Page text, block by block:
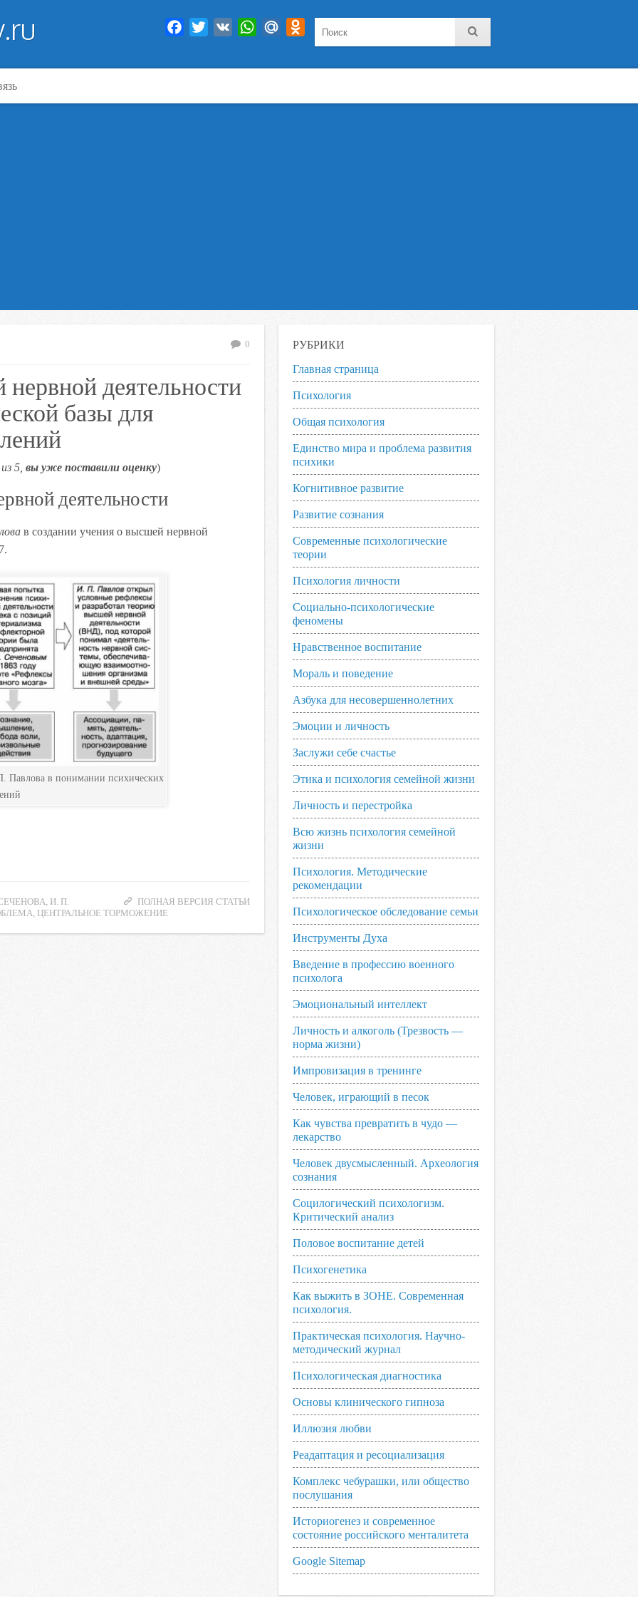
Facebook
Twitter VK WhatsAppMail.RuOdnoklassniki
0
деятельности
базы для
из 5, вы уже поставили оценку)
деятельности
в создании учения о высшей нервной
в понимании психических
ПОЛНАЯ ВЕРСИЯ СТАТЬИ
И. П.
ЦЕНТРАЛЬНОЕ ТОРМОЖЕНИЕ
РУБРИКИ
Главная страница
Психология
Общая психология
Единство мира и проблема развития
психики
Когнитивное развитие
Развитие сознания
Современные психологические
теории
Психология личности
Социально-психологические
феномены
Нравственное воспитание
Мораль и поведение
Азбука для несовершеннолетних
Эмоции и личность
Заслужи себе счастье
Этика и психология семейной жизни
Личность и перестройка
Всю жизнь психология семейной
жизни
Психология. Методические
рекомендации
Психологическое обследование семьи
Инструменты Духа
Введение в профессию военного
психолога
Эмоциональный интеллект
Личность и алкоголь (Трезвость —
норма жизни)
Импровизация в тренинге
Человек, играющий в песок
Как чувства превратить в чудо —
лекарство
Человек двусмысленный. Археология
сознания
Социлогический психологизм.
Критический анализ
Половое воспитание детей
Психогенетика
Как выжить в ЗОНЕ. Современная
психология.
Практическая психология. Научно-
методический журнал
Психологическая диагностика
Основы клинического гипноза
Иллюзия любви
Реадаптация и ресоциализация
Комплекс чебурашки, или общество
послушания
Историогенез и современное
состояние российского менталитета
Google Sitemap